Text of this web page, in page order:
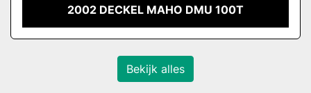
2002 DECKEL MAHO DMU 100T
Bekijk alles